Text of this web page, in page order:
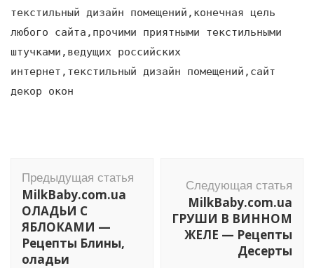
текстильный дизайн помещений,конечная цель
любого сайта,прочими приятными текстильными
штучками,ведущих российских
интернет,текстильный дизайн помещений,сайт
декор окон
по
записям
Предыдущая статья
MilkBaby.com.ua
ОЛАДЬИ С
ЯБЛОКАМИ —
Рецепты Блины,
оладьи
Следующая статья
MilkBaby.com.ua
ГРУШИ В ВИННОМ
ЖЕЛЕ — Рецепты
Десерты